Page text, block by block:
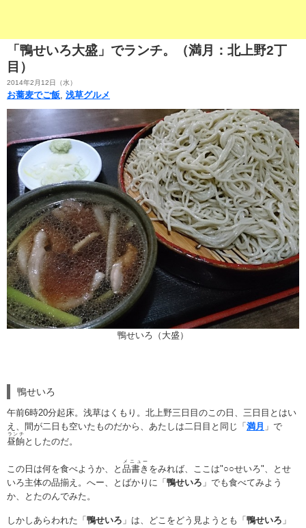
「鴨せいろ大盛」でランチ。（満月：北上野2丁
目）
2014年2月12日（水）
お蕎麦でご飯, 浅草グルメ
鴨せいろ（大盛）
鴨せいろ
午前6時20分起床。浅草はくもり。北上野三日目のこの日、三日目とはい
え、間が二日も空いたものだから、あたしは二日目と同じ「 満月 」で
昼餉
ランチ
としたのだ。
この日は何を食べようか、と 品書き
メニュー
をみれば、ここは"○○せいろ"、とせ
いろ主体の品揃え。へー、とばかりに「 鴨せいろ 」でも食べてみよう
か、とたのんでみた。
しかしあらわれた「 鴨せいろ 」は、どこをどう見ようとも「 鴨せいろ 」